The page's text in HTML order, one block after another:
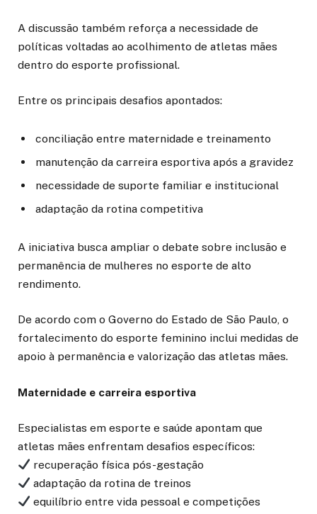
A discussão também reforça a necessidade de
políticas voltadas ao acolhimento de atletas mães
dentro do esporte profissional.
Entre os principais desafios apontados:
conciliação entre maternidade e treinamento
manutenção da carreira esportiva após a gravidez
necessidade de suporte familiar e institucional
adaptação da rotina competitiva
A iniciativa busca ampliar o debate sobre inclusão e
permanência de mulheres no esporte de alto
rendimento.
De acordo com o Governo do Estado de São Paulo, o
fortalecimento do esporte feminino inclui medidas de
apoio à permanência e valorização das atletas mães.
Maternidade e carreira esportiva
Especialistas em esporte e saúde apontam que
atletas mães enfrentam desafios específicos:
recuperação física pós-gestação
adaptação da rotina de treinos
equilíbrio entre vida pessoal e competições